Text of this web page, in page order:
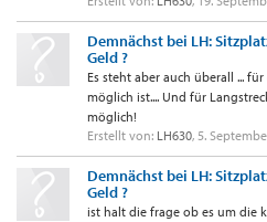
Demnächst bei LH:
Geld ?
Es steht aber auch überall ...
möglich ist.... Und für
möglich!
Erstellt von: LH630, 5.
Demnächst bei LH:
Geld ?
ist halt die frage ob es um die